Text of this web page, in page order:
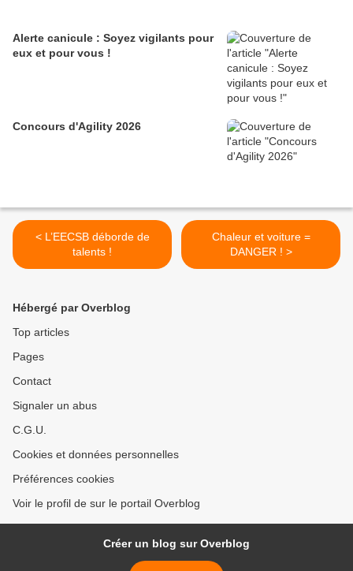
Alerte canicule : Soyez vigilants pour
eux et pour vous !
Concours d'Agility 2026
< L’EECSB déborde de
talents !
Chaleur et voiture =
DANGER ! >
Hébergé par Overblog
Top articles
Pages
Contact
Signaler un abus
C.G.U.
Cookies et données personnelles
Préférences cookies
Voir le profil de sur le portail Overblog
Créer un blog sur Overblog